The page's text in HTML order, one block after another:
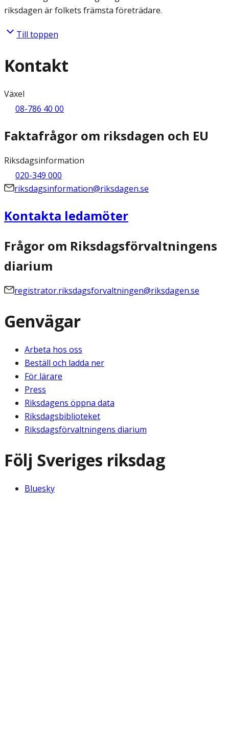
riksdagen är folkets främsta företrädare.
Till toppen
Kontakt
Växel
08-786 40 00
Faktafrågor om riksdagen och EU
Riksdagsinformation
020-349 000
riksdagsinformation@riksdagen.se
Kontakta ledamöter
Frågor om Riksdagsförvaltningens
diarium
registrator.riksdagsforvaltningen@riksdagen.se
Genvägar
Arbeta hos oss
Beställ och ladda ner
För lärare
Press
Riksdagens öppna data
Riksdagsbiblioteket
Riksdagsförvaltningens diarium
Följ Sveriges riksdag
Bluesky